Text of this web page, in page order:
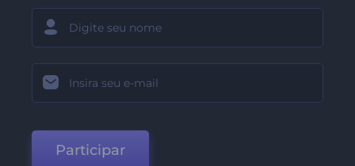
Participar